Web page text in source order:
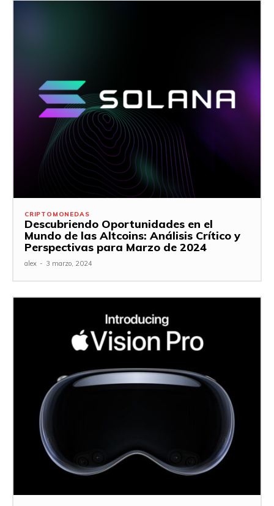
CRIPTOMONEDAS
Descubriendo Oportunidades en el
Mundo de las Altcoins: Análisis Crítico y
Perspectivas para Marzo de 2024
alex - 3 marzo, 2024